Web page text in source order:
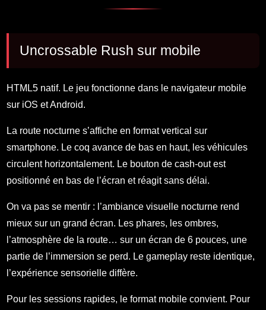
Uncrossable Rush sur mobile
HTML5 natif. Le jeu fonctionne dans le navigateur mobile
sur iOS et Android.
La route nocturne s’affiche en format vertical sur
smartphone. Le coq avance de bas en haut, les véhicules
circulent horizontalement. Le bouton de cash-out est
positionné en bas de l’écran et réagit sans délai.
On va pas se mentir : l’ambiance visuelle nocturne rend
mieux sur un grand écran. Les phares, les ombres,
l’atmosphère de la route… sur un écran de 6 pouces, une
partie de l’immersion se perd. Le gameplay reste identique,
l’expérience sensorielle diffère.
Pour les sessions rapides, le format mobile convient. Pour